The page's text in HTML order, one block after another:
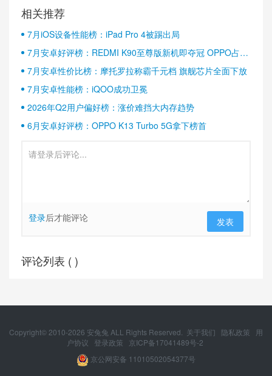
相关推荐
7月iOS设备性能榜：iPad Pro 4被踢出局
7月安卓好评榜：REDMI K90至尊版新机即夺冠 OPPO占据
半壁江山
7月安卓性价比榜：摩托罗拉称霸千元档 旗舰芯片全面下放
7月安卓性能榜：iQOO成功卫冕
2026年Q2用户偏好榜：涨价难挡大内存趋势
6月安卓好评榜：OPPO K13 Turbo 5G拿下榜首
登录后才能评论 发表
评论列表 ( )
Copyright© 2010-2026 安兔兔 ALL Rights Reserved. 关于我们 隐私政策
用
户协议
登录政策
京ICP备17041489号-2
京公网安备 11010502054377号